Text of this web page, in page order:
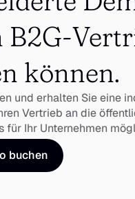
B2G-
können.
und erhalten Sie eine
Vertrieb an die
für Ihr Unternehmen
buchen